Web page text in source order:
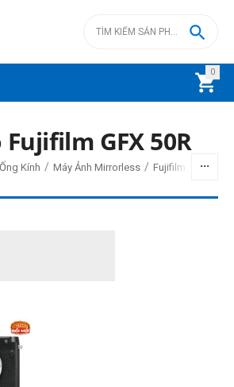
0


GFX 50R
Kính / Máy Ảnh Mirrorless / Fujifilm Mirrorless